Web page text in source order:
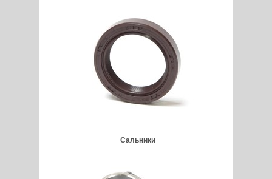
Сальники